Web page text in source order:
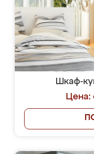
Шкаф-
Цена: